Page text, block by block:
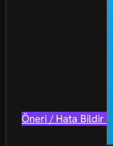
Öneri / Hata Bildir